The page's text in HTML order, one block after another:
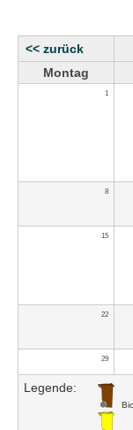
<< zurück
Montag
1
8
15
22
29
Legende: